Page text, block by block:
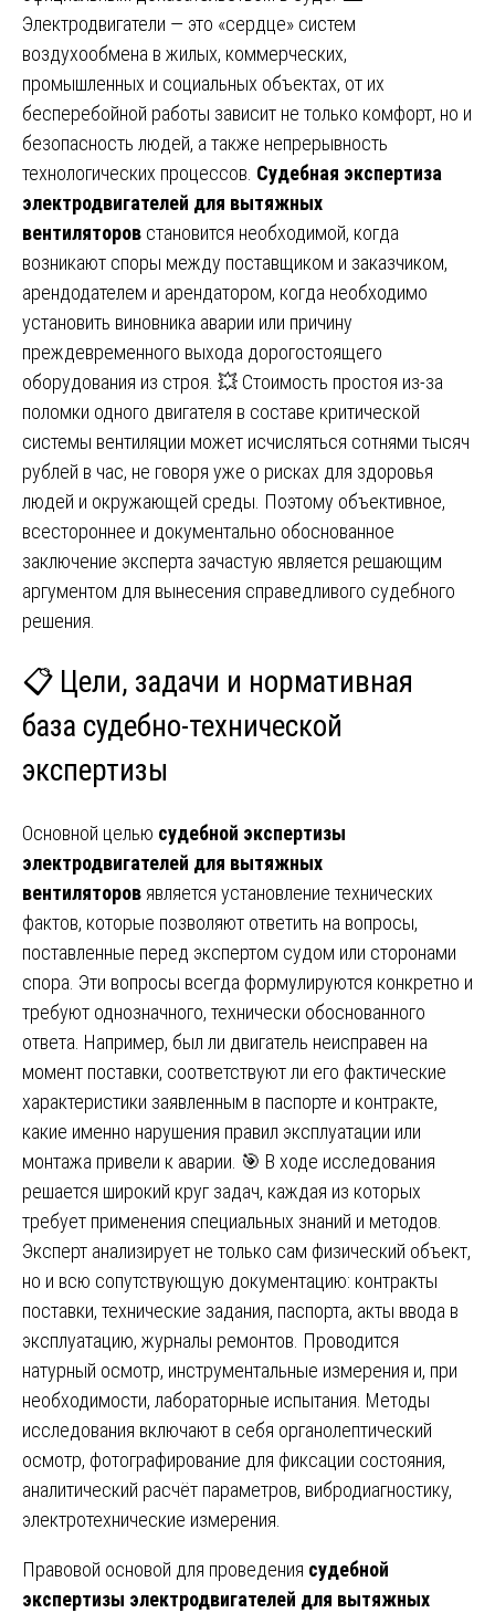
Электродвигатели — это «сердце» систем
воздухообмена в жилых, коммерческих,
промышленных и социальных объектах, от их
бесперебойной работы зависит не только комфорт, но и
безопасность людей, а также непрерывность
технологических процессов. Судебная экспертиза
электродвигателей для вытяжных
вентиляторов становится необходимой, когда
возникают споры между поставщиком и заказчиком,
арендодателем и арендатором, когда необходимо
установить виновника аварии или причину
преждевременного выхода дорогостоящего
оборудования из строя. 💥 Стоимость простоя из-за
поломки одного двигателя в составе критической
системы вентиляции может исчисляться сотнями тысяч
рублей в час, не говоря уже о рисках для здоровья
людей и окружающей среды. Поэтому объективное,
всестороннее и документально обоснованное
заключение эксперта зачастую является решающим
аргументом для вынесения справедливого судебного
решения.
📋 Цели, задачи и нормативная
база судебно-технической
экспертизы
Основной целью судебной экспертизы
электродвигателей для вытяжных
вентиляторов является установление технических
фактов, которые позволяют ответить на вопросы,
поставленные перед экспертом судом или сторонами
спора. Эти вопросы всегда формулируются конкретно и
требуют однозначного, технически обоснованного
ответа. Например, был ли двигатель неисправен на
момент поставки, соответствуют ли его фактические
характеристики заявленным в паспорте и контракте,
какие именно нарушения правил эксплуатации или
монтажа привели к аварии. 🎯 В ходе исследования
решается широкий круг задач, каждая из которых
требует применения специальных знаний и методов.
Эксперт анализирует не только сам физический объект,
но и всю сопутствующую документацию: контракты
поставки, технические задания, паспорта, акты ввода в
эксплуатацию, журналы ремонтов. Проводится
натурный осмотр, инструментальные измерения и, при
необходимости, лабораторные испытания. Методы
исследования включают в себя органолептический
осмотр, фотографирование для фиксации состояния,
аналитический расчёт параметров, вибродиагностику,
электротехнические измерения.
Правовой основой для проведения судебной
экспертизы электродвигателей для вытяжных